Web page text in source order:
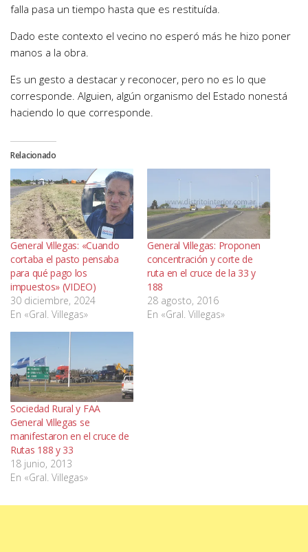
falla pasa un tiempo hasta que es restituída.
Dado este contexto el vecino no esperó más he hizo poner
manos a la obra.
Es un gesto a destacar y reconocer, pero no es lo que
corresponde. Alguien, algún organismo del Estado nonestá
haciendo lo que corresponde.
Relacionado
General Villegas: «Cuando
cortaba el pasto pensaba
para qué pago los
impuestos» (VIDEO)
30 diciembre, 2024
En «Gral. Villegas»
General Villegas: Proponen
concentración y corte de
ruta en el cruce de la 33 y
188
28 agosto, 2016
En «Gral. Villegas»
Sociedad Rural y FAA
General Villegas se
manifestaron en el cruce de
Rutas 188 y 33
18 junio, 2013
En «Gral. Villegas»